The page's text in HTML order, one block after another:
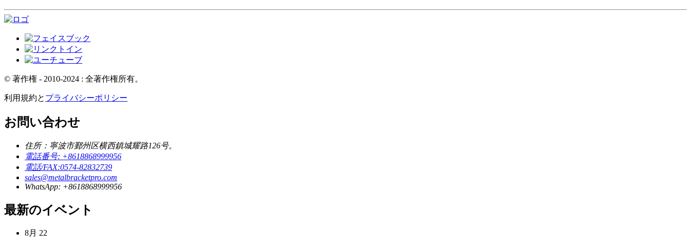
© 著作権 - 2010-2024 : 全著作権所有。
利用規約と プライバシーポリシー
お問い合わせ
住所：寧波市鄞州区横西鎮城耀路126号。
電話番号: +8618868999956
電話/FAX:0574-82832739
sales@metalbracketpro.com
WhatsApp: +8618868999956
最新のイベント
8月 22